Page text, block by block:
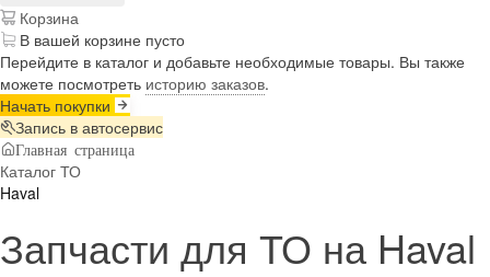
Корзина
В вашей корзине пусто
Перейдите в каталог и добавьте необходимые товары. Вы также
можете посмотреть историю заказов.
Начать покупки
Запись в автосервис
Главная страница
Каталог ТО
Haval
Запчасти для ТО на Haval